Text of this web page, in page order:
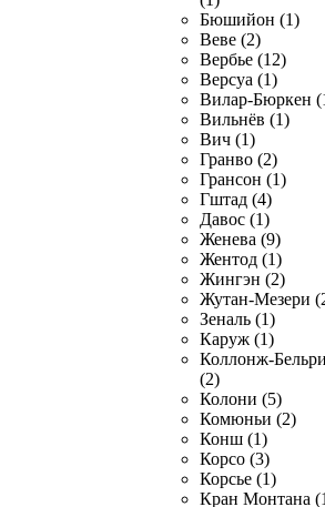
Бюшийон (1)
Веве (2)
Вербье (12)
Версуа (1)
Вилар-Бюркен
Вильнёв (1)
Вич (1)
Гранво (2)
Грансон (1)
Гштад (4)
Давос (1)
Женева (9)
Жентод (1)
Жингэн (2)
Жутан-Мезери
Зеналь (1)
Каруж (1)
Коллонж-
(2)
Колони (5)
Комюньи (2)
Конш (1)
Корсо (3)
Корсье (1)
Кран Монтана